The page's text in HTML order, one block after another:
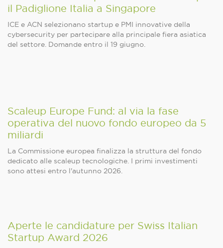
il Padiglione Italia a Singapore
ICE e ACN selezionano startup e PMI innovative della
cybersecurity per partecipare alla principale fiera asiatica
del settore. Domande entro il 19 giugno.
Scaleup Europe Fund: al via la fase
operativa del nuovo fondo europeo da 5
miliardi
La Commissione europea finalizza la struttura del fondo
dedicato alle scaleup tecnologiche. I primi investimenti
sono attesi entro l'autunno 2026.
Aperte le candidature per Swiss Italian
Startup Award 2026